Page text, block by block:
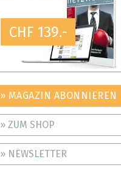
CHF 139.-
» MAGAZIN ABONNIEREN
» ZUM SHOP
» NEWSLETTER